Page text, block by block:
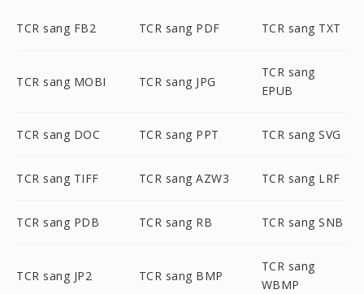
TCR sang FB2 TCR sang PDF TCR sang TXT
TCR sang MOBI TCR sang JPG
TCR sang
EPUB
TCR sang DOC TCR sang PPT TCR sang SVG
TCR sang TIFF TCR sang AZW3 TCR sang LRF
TCR sang PDB TCR sang RB TCR sang SNB
TCR sang JP2 TCR sang BMP
TCR sang
WBMP